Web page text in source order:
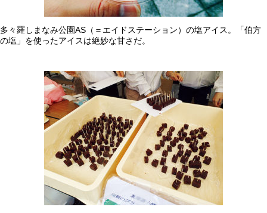
多々羅しまなみ公園AS（＝エイドステーション）の塩アイス。「伯方
の塩」を使ったアイスは絶妙な甘さだ。